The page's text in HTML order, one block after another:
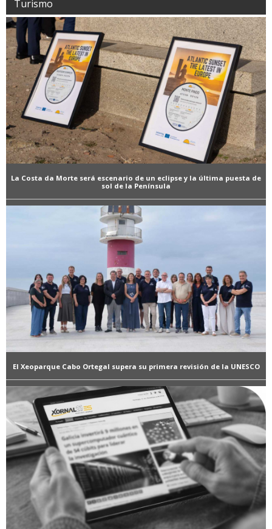
Turismo
La Costa da Morte será escenario de un eclipse y la última puesta de
sol de la Península
El Xeoparque Cabo Ortegal supera su primera revisión de la UNESCO